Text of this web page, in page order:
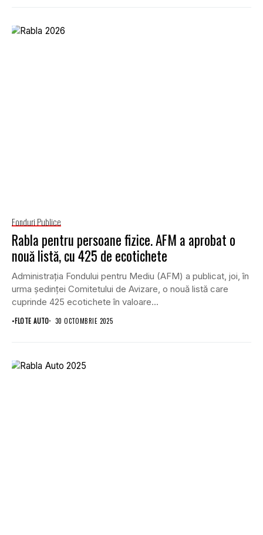
Fonduri Publice
Rabla pentru persoane fizice. AFM a aprobat o
nouă listă, cu 425 de ecotichete
Administrația Fondului pentru Mediu (AFM) a publicat, joi, în
urma ședinței Comitetului de Avizare, o nouă listă care
cuprinde 425 ecotichete în valoare...
•FLOTE AUTO 30 OCTOMBRIE 2025